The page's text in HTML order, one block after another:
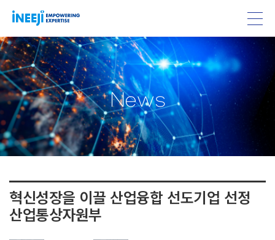
News
혁신성장을 이끌 산업융합 선도기업 선정
산업통상자원부